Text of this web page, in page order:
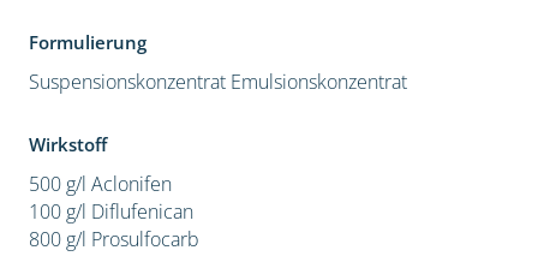
Formulierung
Suspensionskonzentrat Emulsionskonzentrat
Wirkstoff
500 g/l Aclonifen
100 g/l Diflufenican
800 g/l Prosulfocarb